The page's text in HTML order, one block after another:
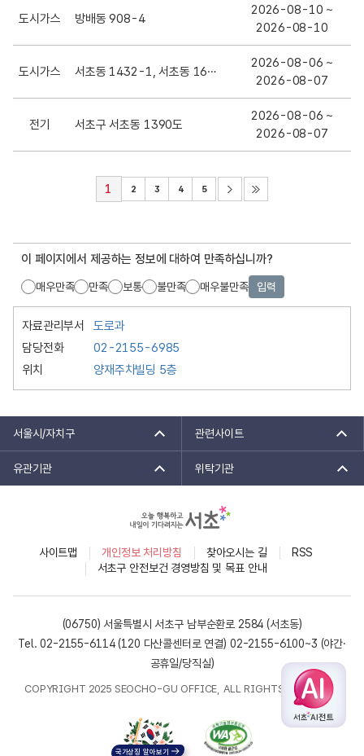
도시가스 방배동 908-4
2026-08-10 ~
2026-08-10
도시가스 서초동 1432-1, 서초동 1618-62
2026-08-06 ~
2026-08-07
전기 서초구 서초동 1390도
2026-08-06 ~
2026-08-07
1 2 3 4 5
이 페이지에서 제공하는 정보에 대하여 만족하십니까?
매우만족 만족 보통 불만족 매우불만족 입력
자료관리부서
도로과
담당전화
02-2155-6985
위치
양재주차빌딩 5층
서울시/자치구 관련사이트
유관기관 위탁기관
사이트맵 개인정보 처리방침 찾아오시는 길
RSS
서초구 안전보건 경영방침 및 목표 안내
(06750) 서울특별시 서초구 남부순환로 2584 (서초동)
Tel. 02-2155-6114 (120 다산콜센터로 연결) 02-2155-6100~3 (야간·
공휴일/당직실)
COPYRIGHT 2025 SEOCHO-GU OFFICE, ALL RIGHTS RESERVED.
국가상징 알아보기